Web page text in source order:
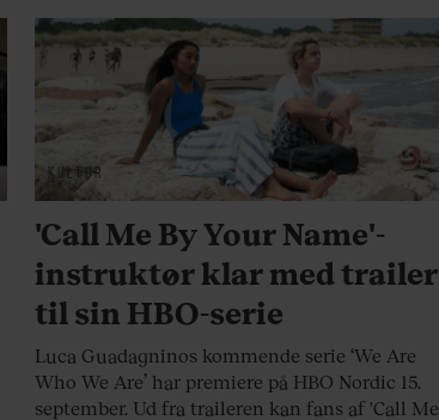
KULTUR
'Call Me By Your Name'-
instruktør klar med trailer
til sin HBO-serie
Luca Guadagninos kommende serie ‘We Are
Who We Are’ har premiere på HBO Nordic 15.
september. Ud fra traileren kan fans af 'Call Me